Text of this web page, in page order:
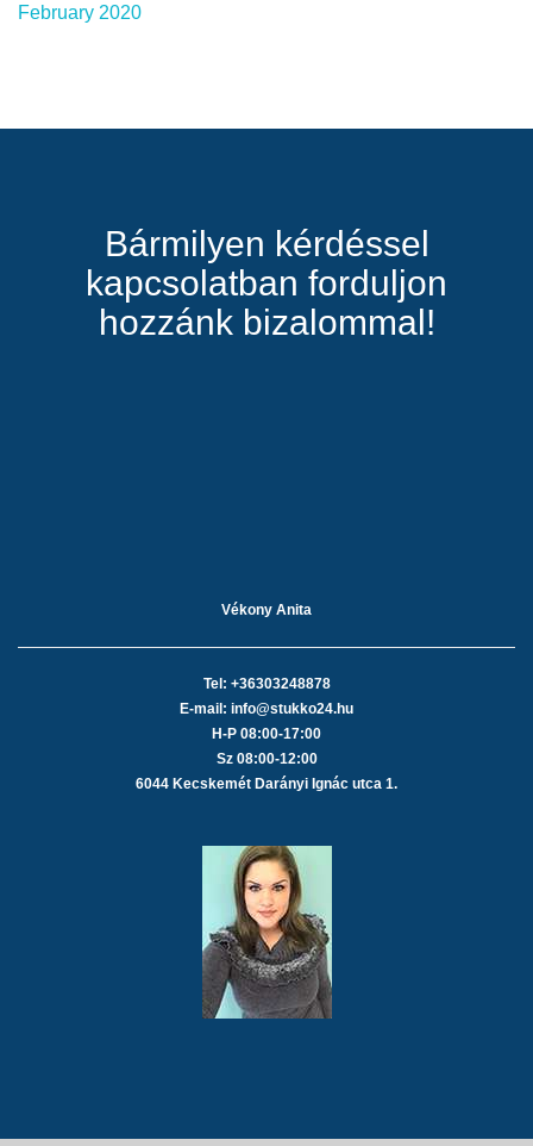
February 2020
Bármilyen kérdéssel
kapcsolatban forduljon
hozzánk bizalommal!
Vékony Anita
Tel: +36303248878
E-mail: info@stukko24.hu
H-P 08:00-17:00
Sz 08:00-12:00
6044 Kecskemét Darányi Ignác utca 1.